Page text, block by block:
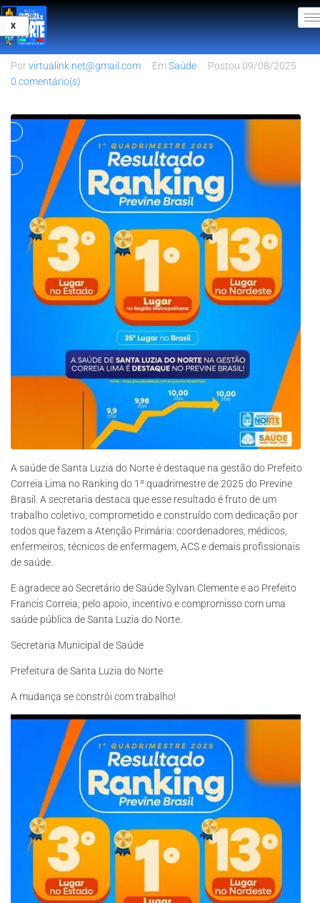
X
1º Quadrimestre – Ranking Previne
Brasil
Porvirtualink.net@gmail.com EmSaúde Postou 09/08/2025
0 comentário(s)
A saúde de Santa Luzia do Norte é destaque na gestão do Prefeito
Correia Lima no Ranking do 1º quadrimestre de 2025 do Previne
Brasil. A secretaria destaca que esse resultado é fruto de um
trabalho coletivo, comprometido e construído com dedicação por
todos que fazem a Atenção Primária: coordenadores, médicos,
enfermeiros, técnicos de enfermagem, ACS e demais profissionais
de saúde.
E agradece ao Secretário de Saúde Sylvan Clemente e ao Prefeito
Francis Correia, pelo apoio, incentivo e compromisso com uma
saúde pública de Santa Luzia do Norte.
Secretaria Municipal de Saúde
Prefeitura de Santa Luzia do Norte
A mudança se constrói com trabalho!